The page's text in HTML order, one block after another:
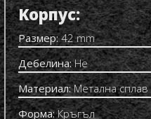
Kорпус:
Размер:42 mm
Дебелина:Не
Материал:Метална сплав
Форма:Кръгъл